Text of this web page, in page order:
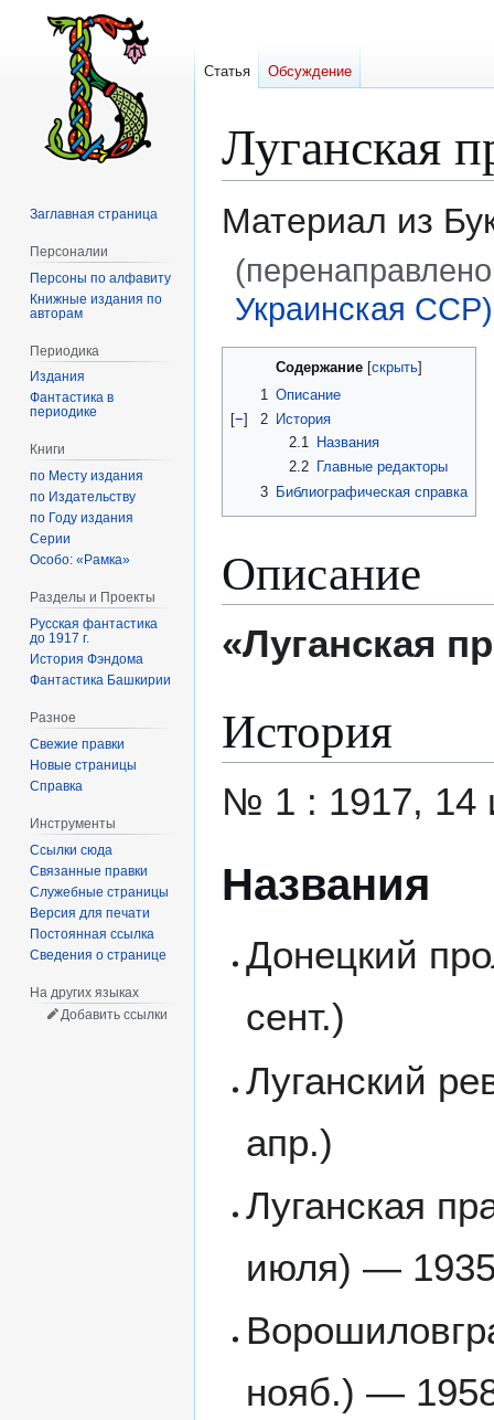
Луганская
Материал из
Украинская ССР)
Перейти
Перейти
Содержание
1 Описание
[−] 2
История
2.1
Названия
2.2 Главные редакторы
3 Библиографическая справка
Описание
«Луганская
История
№ 1 : 1917, 14
Названия
Донецкий
сент.)
Луганский
апр.)
Луганская
июля) —
нояб.) —
Статья Обсуждение
Заглавная страница
Персоналии
Персоны по алфавиту
Книжные издания по
авторам
Периодика
Издания
Фантастика в
периодике
Книги
по Месту издания
по Издательству
по Году издания
Серии
Особо: «Рамка»
Разделы и Проекты
Русская фантастика
до 1917 г.
История Фэндома
Фантастика Башкирии
Разное
Свежие правки
Новые страницы
Справка
Инструменты
Ссылки сюда
Связанные правки
Служебные страницы
Версия для печати
Постоянная ссылка
Сведения о странице
На других языках
Добавить ссылки